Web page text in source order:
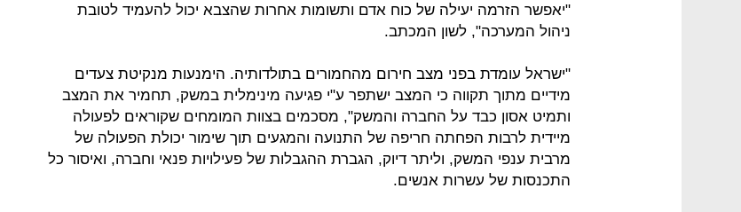
"יאפשר הזרמה יעילה של כוח אדם ותשומות אחרות שהצבא יכול להעמיד לטובת
ניהול המערכה", לשון המכתב.
"ישראל עומדת בפני מצב חירום מהחמורים בתולדותיה. הימנעות מנקיטת צעדים
מידיים מתוך תקווה כי המצב ישתפר ע"י פגיעה מינימלית במשק, תחמיר את המצב
ותמיט אסון כבד על החברה והמשק", מסכמים בצוות המומחים שקוראים לפעולה
מיידית לרבות הפחתה חריפה של התנועה והמגעים תוך שימור יכולת הפעולה של
מרבית ענפי המשק, וליתר דיוק, הגברת ההגבלות של פעילויות פנאי וחברה, ואיסור כל
התכנסות של עשרות אנשים.